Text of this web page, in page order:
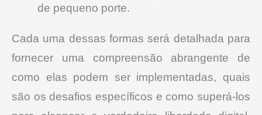
de pequeno porte.
Cada uma dessas formas será detalhada para
fornecer uma compreensão abrangente de
como elas podem ser implementadas, quais
são os desafios específicos e como superá-los